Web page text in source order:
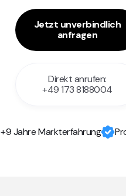
Jetzt unverbindlich
anfragen
Direkt anrufen:
+49 173 8188004
+9 Jahre Markterfahrung